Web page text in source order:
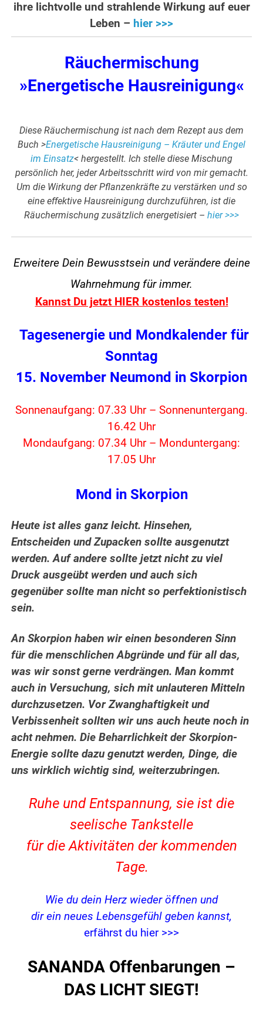
ihre lichtvolle und strahlende Wirkung auf euer
Leben – hier >>>
Räuchermischung
»Energetische Hausreinigung«
Diese Räuchermischung ist nach dem Rezept aus dem
Buch >Energetische Hausreinigung – Kräuter und Engel
im Einsatz< hergestellt. Ich stelle diese Mischung
persönlich her, jeder Arbeitsschritt wird von mir gemacht.
Um die Wirkung der Pflanzenkräfte zu verstärken und so
eine effektive Hausreinigung durchzuführen, ist die
Räuchermischung zusätzlich energetisiert – hier >>>
Erweitere Dein Bewusstsein und verändere deine
Wahrnehmung für immer.
Kannst Du jetzt HIER kostenlos testen!
Tagesenergie und Mondkalender für
Sonntag
15. November Neumond in Skorpion
Sonnenaufgang: 07.33 Uhr – Sonnenuntergang.
16.42 Uhr
Mondaufgang: 07.34 Uhr – Monduntergang:
17.05 Uhr
Mond in Skorpion
Heute ist alles ganz leicht. Hinsehen,
Entscheiden und Zupacken sollte ausgenutzt
werden. Auf andere sollte jetzt nicht zu viel
Druck ausgeübt werden und auch sich
gegenüber sollte man nicht so perfektionistisch
sein.
An Skorpion haben wir einen besonderen Sinn
für die menschlichen Abgründe und für all das,
was wir sonst gerne verdrängen. Man kommt
auch in Versuchung, sich mit unlauteren Mitteln
durchzusetzen. Vor Zwanghaftigkeit und
Verbissenheit sollten wir uns auch heute noch in
acht nehmen. Die Beharrlichkeit der Skorpion-
Energie sollte dazu genutzt werden, Dinge, die
uns wirklich wichtig sind, weiterzubringen.
Ruhe und Entspannung, sie ist die
seelische Tankstelle
für die Aktivitäten der kommenden
Tage.
Wie du dein Herz wieder öffnen und
dir ein neues Lebensgefühl geben kannst,
erfährst du hier >>>
SANANDA Offenbarungen –
DAS LICHT SIEGT!